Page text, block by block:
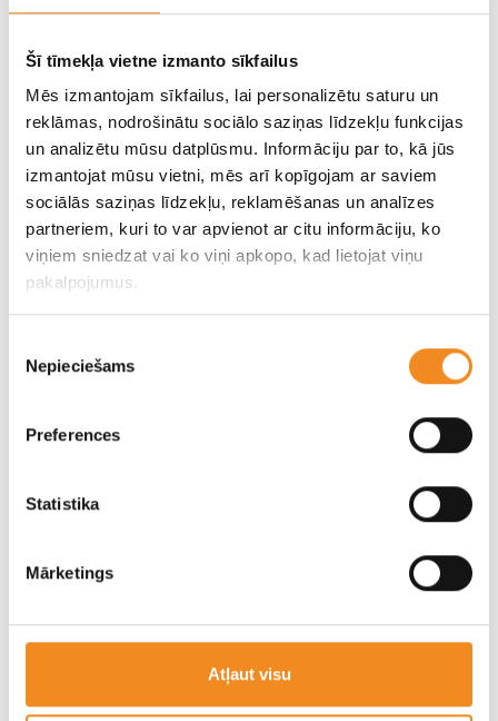
Šī tīmekļa vietne izmanto sīkfailus
Mēs izmantojam sīkfailus, lai personalizētu saturu un
reklāmas, nodrošinātu sociālo saziņas līdzekļu funkcijas
un analizētu mūsu datplūsmu. Informāciju par to, kā jūs
izmantojat mūsu vietni, mēs arī kopīgojam ar saviem
sociālās saziņas līdzekļu, reklamēšanas un analīzes
partneriem, kuri to var apvienot ar citu informāciju, ko
viņiem sniedzat vai ko viņi apkopo, kad lietojat viņu
pakalpojumus.
izvēle
Nepieciešams
Preferences
Statistika
Mārketings
Atļaut visu
savukārt iebūvētais 1.5 litru turbo benzīna dzinējs darbojas
tikai kā ģenerators, kas lādē akumulatoru. Auto nav jālādē pie
vada, taču tas sniedz elektroauto klusumu un vienmērību. Ar
4,68 m garumu tas ir kompaktākais no šīs izlases, kas atvieglo
manevrēšanu pilsētā.
Galvenie ieguvumi:
vecākiem, jo ļauj neticami viegli ielikt, piesprādzēt un
izņemt pat pašus smagākos zīdaiņu autosēdeklīšus.
otrās rindas sēdekļi ir
bīdāmi uz priekšu/atpakaļ proporcijā 40:60. Tas ļauj
bērniem vai, tieši otrādi, palielināt bagāžnieka tilpumu
līdz 575 litriem
šī sistēma spēj sadalīt
jaudu starp riteņiem 10 000 reižu ātrāk nekā klasiskā
un stabilitāti uz apledojuša vai piesniguša ceļa.
Hyundai IONIQ 9 – pilnībā elektriska
nākotnes tehnoloģija